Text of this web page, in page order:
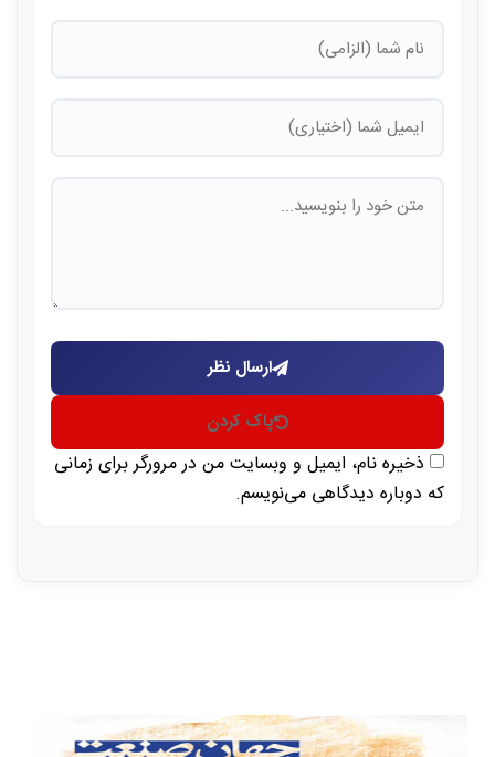
ارسال نظر
پاک کردن
ذخیره نام، ایمیل و وبسایت من در مرورگر برای زمانی
که دوباره دیدگاهی می‌نویسم.